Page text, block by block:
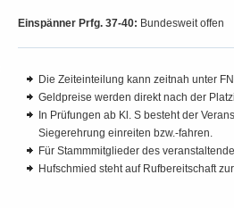
Einspänner Prfg. 37-40: Bundesweit offen
Die Zeiteinteilung kann zeitnah unter
Geldpreise werden direkt nach der
In Prüfungen ab Kl. S besteht der
Siegerehrung einreiten bzw.-fahren.
Für Stammmitglieder des
Hufschmied steht auf Rufbereitschaft